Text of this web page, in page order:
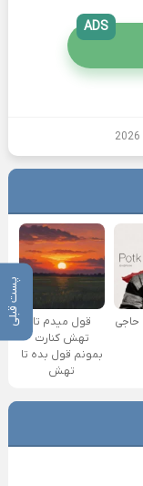
پست قبلی
ADS
قول میدم تا
تهش کنارت
بمونم قول بده تا
تهش